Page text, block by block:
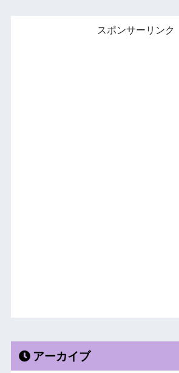
スポンサーリンク
アーカイブ